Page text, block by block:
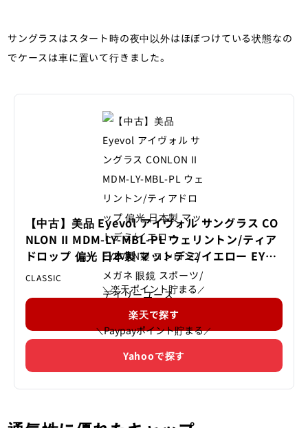
サングラスはスタート時の夜中以外はほぼつけている状態なの
でケースは車に置いて行きました。
【中古】美品 Eyevol アイヴォル サングラス CO
NLON II MDM-LY-MBL-PL ウェリントン/ティア
ドロップ 偏光 日本製 マットデミ/イエロー EYEV
AN製 コンロン2 メガネ 眼鏡 スポーツ/デイリー
ユース 50017017
CLASSIC
＼楽天ポイント貯まる ／
楽天で探す
＼Paypayポイント貯まる／
Yahooで探す